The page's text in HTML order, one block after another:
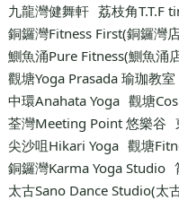
九龍灣健舞軒 荔枝角T.T.F
銅鑼灣Fitness First(銅鑼灣
鰂魚涌Pure Fitness(鰂魚涌
觀塘Yoga Prasada 瑜珈教室
中環Anahata Yoga 觀塘
荃灣Meeting Point 悠樂谷
尖沙咀Hikari Yoga 觀塘
銅鑼灣Karma Yoga Studio
太古Sano Dance Studio(太